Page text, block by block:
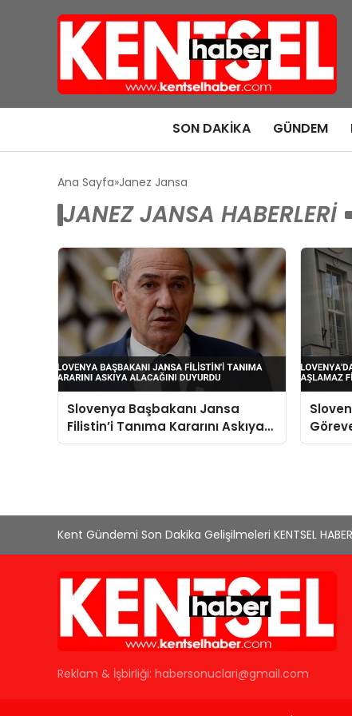
SON DAKIKA GÜNDEM
Ana Sayfa Janez Jansa
JANEZ JANSA HABERLERI
Slovenya Başbakanı Jansa
Filistin’i Tanıma Kararını Askıya
Alacağını Duyurdu
Kent Gündemi Son Dakika Gelişilmeleri KENTSEL
Reklam & İşbirliği: habersonuclari@gmail.com